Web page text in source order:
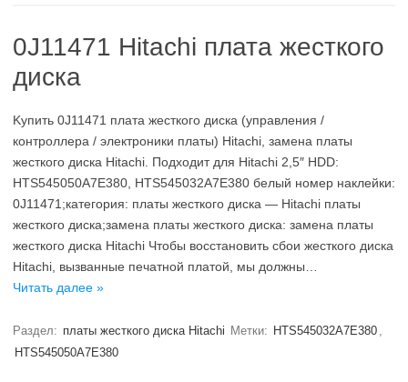
0J11471 Hitachi плата жесткого
диска
Kупить 0J11471 плата жесткого диска (управления /
контроллера / электроники платы) Hitachi, замена платы
жесткого диска Hitachi. Подходит для Hitachi 2,5″ HDD:
HTS545050A7E380, HTS545032A7E380 белый номер наклейки:
0J11471;категория: платы жесткого диска — Hitachi платы
жесткого диска;замена платы жесткого диска: замена платы
жесткого диска Hitachi Чтобы восстановить сбои жесткого диска
Hitachi, вызванные печатной платой, мы должны…
Читать далее »
Раздел: платы жесткого диска Hitachi Метки: HTS545032A7E380 ,
HTS545050A7E380